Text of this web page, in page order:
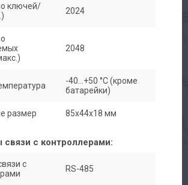
ключей/
2024
2048
-40...+50 °С (кроме
батарейки)
размер 85х44х18 мм
с контроллерами:
с
RS-485